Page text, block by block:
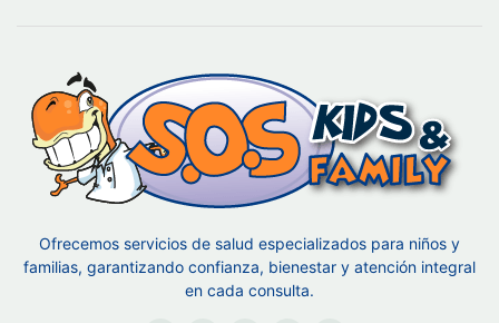
Ofrecemos servicios de salud especializados para niños y
familias, garantizando confianza, bienestar y atención integral
en cada consulta.